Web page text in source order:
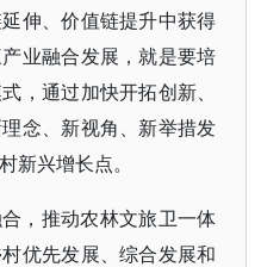
伸、价值链提升中获得
业融合发展，就是要培
，通过加快开拓创新、
念、新视角、新举措发
新兴增长点。
，推动农林文旅卫一体
优先发展、综合发展和